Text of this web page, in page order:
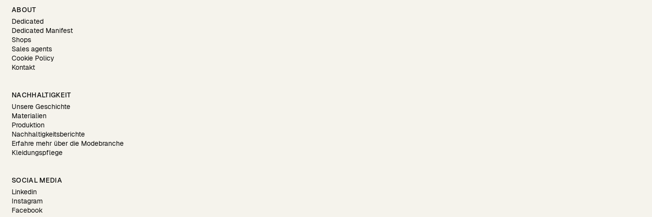
ABOUT
Dedicated
Dedicated Manifest
Shops
Sales agents
Cookie Policy
Kontakt
NACHHALTIGKEIT
Unsere Geschichte
Materialien
Produktion
Nachhaltigkeitsberichte
Erfahre mehr über die Modebranche
Kleidungspflege
SOCIAL MEDIA
Linkedin
Instagram
Facebook